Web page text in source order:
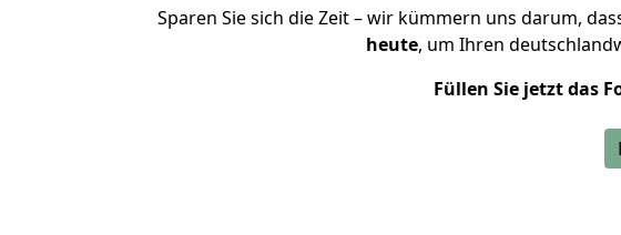
Sparen Sie sich die Zeit – wir kümmern uns darum,
heute, um Ihren
Füllen Sie jetzt das